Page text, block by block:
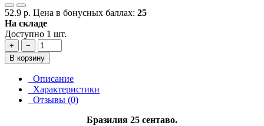
52.9 р. Цена в бонусных баллах: 25
На складе
Доступно 1 шт.
+
−
В корзину
Описание
Характеристики
Отзывы (0)
Бразилия 25 сентаво.